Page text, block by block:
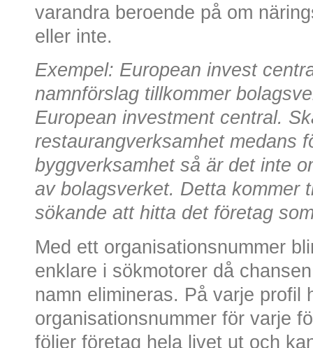
varandra beroende på om
eller inte.
Exempel: European invest
namnförslag tillkommer
European investment central.
restaurangverksamhet medans
byggverksamhet så är det inte
av bolagsverket. Detta kommer
sökande att hitta det företag
Med ett organisationsnummer
enklare i sökmotorer då
namn elimineras. På varje profil
organisationsnummer för varje
följer företag hela livet ut och